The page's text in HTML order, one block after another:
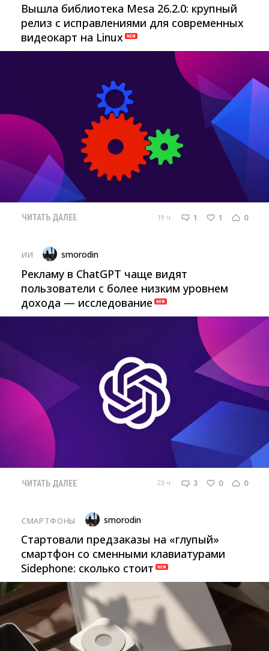
Вышла библиотека Mesa 26.2.0: крупный
релиз с исправлениями для современных
видеокарт на Linux
ЧИТАТЬ ДАЛЕЕ 19 ч 1 1 0
ИИ smorodin
Рекламу в ChatGPT чаще видят
пользователи с более низким уровнем
дохода — исследование
ЧИТАТЬ ДАЛЕЕ 23 ч 3 0 0
СМАРТФОНЫ smorodin
Стартовали предзаказы на «глупый»
смартфон со сменными клавиатурами
Sidephone: сколько стоит